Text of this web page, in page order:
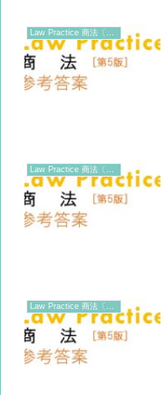
Law Practice 商法〔第5版〕
Law Practice 商法〔第5版〕
Law Practice 商法〔第5版〕